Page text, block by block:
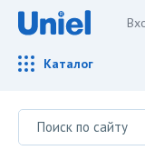
Каталог